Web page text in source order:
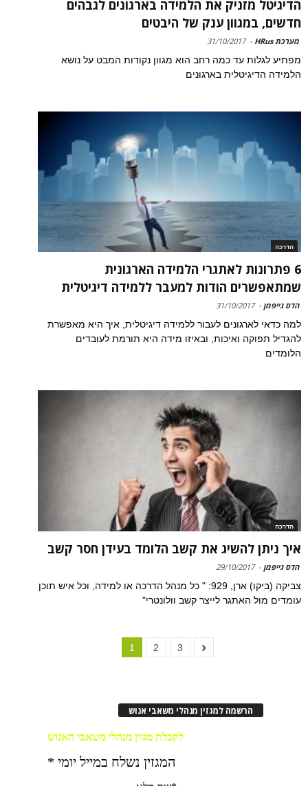
הדיגיטל מזניק את הלמידה בארגונים לגבהים
חדשים, במגוון ענק של היבטים
מערכת HRus -
31/10/2017
מפתיע לגלות עד כמה רחב הוא מגוון נקודות המבט על נושא
הלמידה הדיגיטלית בארגונים
הדרכה
6 פתרונות לאתגרי הלמידה הארגונית
שמתאפשרים הודות למעבר ללמידה דיגיטלית
הדס גייפמן -
31/10/2017
למה כדאי לארגונים לעבור ללמידה דיגיטלית, איך היא מאפשרת
להגדיל תפוקה ואיכות, ובאיזו מידה היא תורמת לעובדים
הלומדים
הדרכה
איך ניתן להשיג את קשב הלומד בעידן חסר קשב
הדס גייפמן -
29/10/2017
צביקה (ביקו) ארן, 929: " כל מנהל הדרכה או למידה, וכל איש תוכן
עומדים מול האתגר לייצר קשב וולונטרי"
1 2 3
הרשמה למגזין מנהלי משאבי אנוש